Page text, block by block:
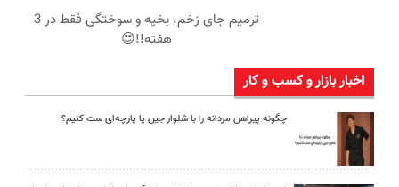
ترمیم جای زخم، بخیه و سوختگی فقط در 3
هفته!!😍
اخبار بازار و کسب و کار
چگونه پیراهن مردانه را با شلوار جین یا پارچه‌ای ست کنیم؟